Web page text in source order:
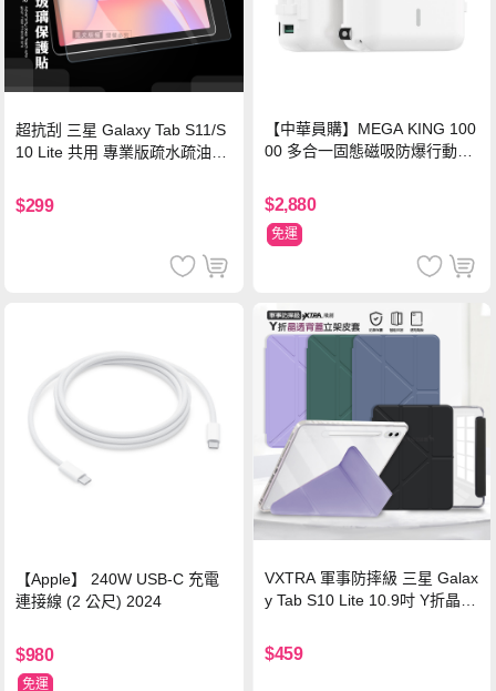
超抗刮 三星 Galaxy Tab S11/S
10 Lite 共用 專業版疏水疏油9H
$299
【中華員購】MEGA KING 100
00 多合一固態磁吸防爆行動電
$2,880
免運
【Apple】 240W USB-C 充電
連接線 (2 公尺) 2024
$980
免運
VXTRA 軍事防摔級 三星 Galax
y Tab S10 Lite 10.9吋 Y折晶透
$459